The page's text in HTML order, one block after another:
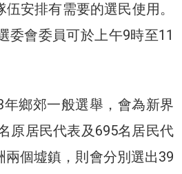
安排有需要的選民使用。
委會委員可於上午9時至11
鄉郊一般選舉，會為新界
原居民代表及695名居民代
兩個墟鎮，則會分別選出39